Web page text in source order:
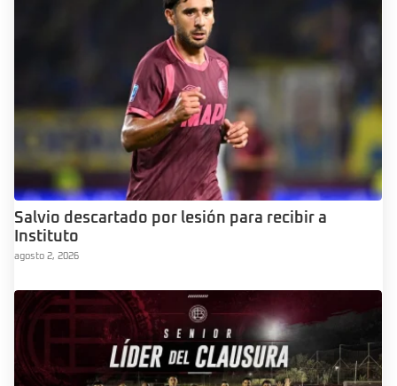
Salvio descartado por lesión para recibir a
Instituto
agosto 2, 2026